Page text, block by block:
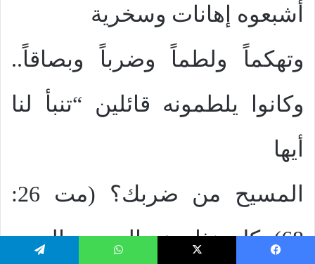
أشبعوه إهانات وسخرية
وتهكماً ولطماً وضرباً وبصاقاً..
وكانوا يلطمونه قائلين “تنبأ لنا
أيها
المسيح من ضربك؟ (مت 26:
68). كل هذا، ضد المسيح الوديع